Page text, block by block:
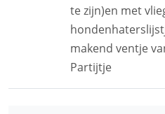
te zijn)en met
makend ventje
Partijtje